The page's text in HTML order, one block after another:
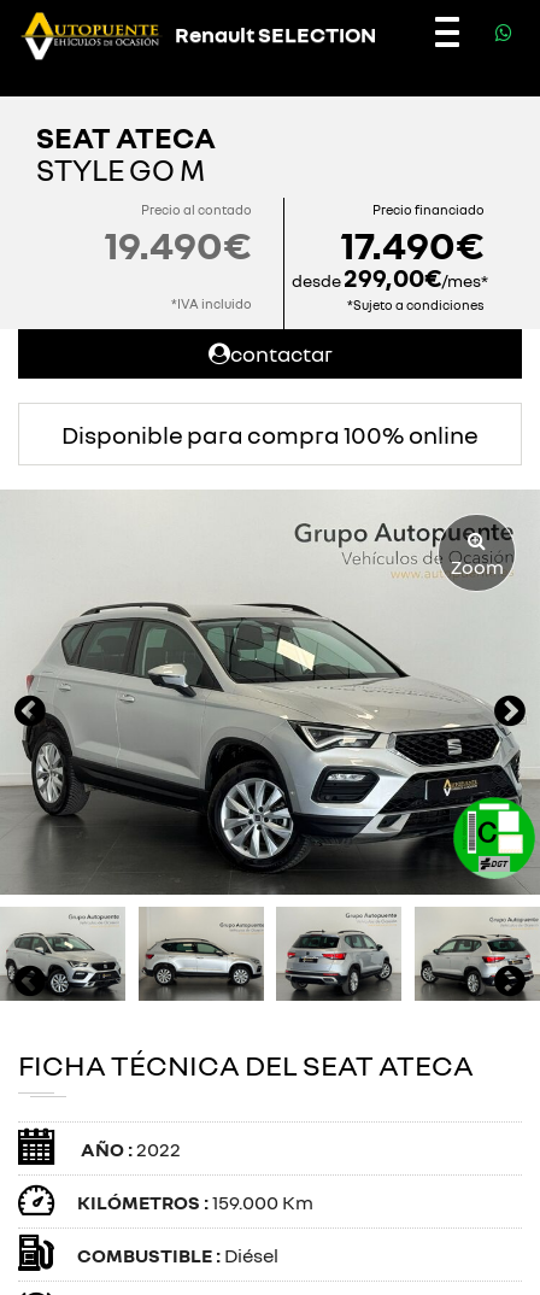
Renault SELECTION
Toggle
SEAT ATECA
STYLE GO M
Precio al contado
19.490€
*IVA incluido
Precio financiado
17.490€
desde299,00€/mes*
*Sujeto a condiciones
contactar
Disponible para compra 100% online
Zoom
FICHA TÉCNICA DEL SEAT ATECA
AÑO :2022
KILÓMETROS :159.000 Km
COMBUSTIBLE : Diésel